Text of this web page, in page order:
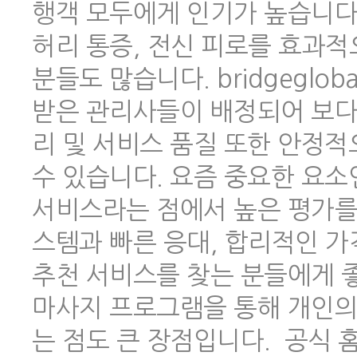
행객 모두에게 인기가 높습니
허리 통증, 전신 피로를 효과
분들도 많습니다.
받은 관리사들이 배정되어 보
리 및 서비스 품질 또한 안정
수 있습니다. 요즘 중요한 요
서비스라는 점에서 높은 평가
스템과 빠른 응대, 합리적인
추천 서비스를 찾는 분들에게
마사지 프로그램을 통해 개인
는 점도 큰 장점입니다. 공식